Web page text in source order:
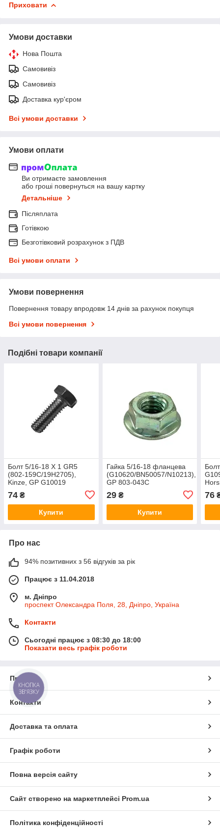
Приховати
Умови доставки
Нова Пошта
Самовивіз
Самовивіз
Доставка кур'єром
Всі умови доставки
Умови оплати
Ви отримаєте замовлення
або гроші повернуться на вашу картку
Детальніше
Післяплата
Готівкою
Безготівковий розрахунок з ПДВ
Всі умови оплати
Умови повернення
Повернення товару впродовж 14 днів за рахунок покупця
Всі умови повернення
Подібні товари компанії
Болт 5/16-18 X 1 GR5
(802-159C/19H2705),
Kinze, GP G10019
74 ₴
Купити
Гайка 5/16-18 фланцева
(G10620/BN50057/N10213),
GP 803-043C
29₴
Купити
76
Про нас
94% позитивних з 56 відгуків за рік
Працює з 11.04.2018
м. Дніпро
проспект Олександра Поля, 28, Дніпро, Україна
Контакти
Сьогодні працює з 08:30 до 18:00
Показати весь графік роботи
Про нас
Контакти
Доставка та оплата
Графік роботи
Повна версія сайту
Сайт створено на маркетплейсі Prom.ua
Політика конфіденційності
КНОПКА
ЗВ'ЯЗКУ